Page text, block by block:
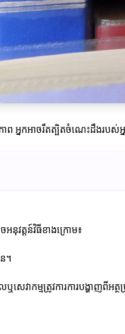
ាព អ្នកអាចរឹតត្បិតចំណេះដឹងរ
ចអនុវត្តន៍វិធីខាងក្រោម៖
។
សេវាកម្មត្រូវការការបង្ហាញ